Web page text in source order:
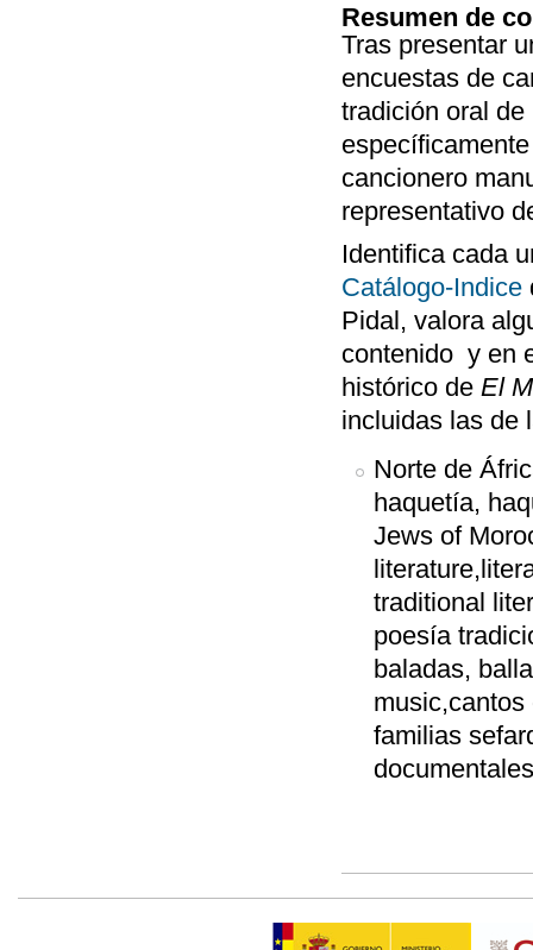
Resumen de
Tras presentar
encuestas de
tradición oral
cancionero
representativo
Identifica cada
Catálogo-Indice
Pidal, valora
contenido y en
histórico de El
incluidas las de
Norte de
haquetía,
Jews of
traditional
poesía
baladas,
familias